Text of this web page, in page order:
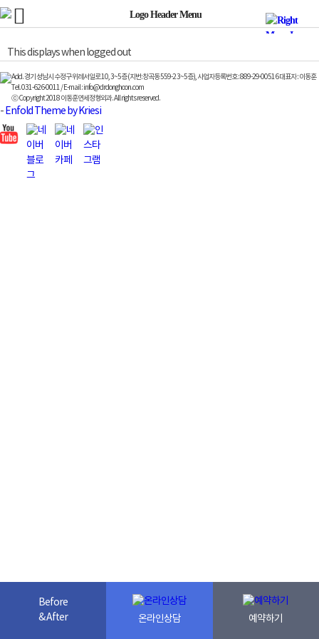
This displays when logged out
Add. 경기 성남시 수정구 위례서일로 10, 3~5층 (지번:창곡동 559-2 3~5층), 사업자등록번호 : 889-29-00516 대표자 : 이동훈
Tel. 031-626-0011 / E-mail : info@drdonghoon.com
ⓒ Copyright 2018 이동훈연세정형외과. All rights reserved.
- Enfold Theme by Kriesi
Before
& After
온라인상담 예약하기